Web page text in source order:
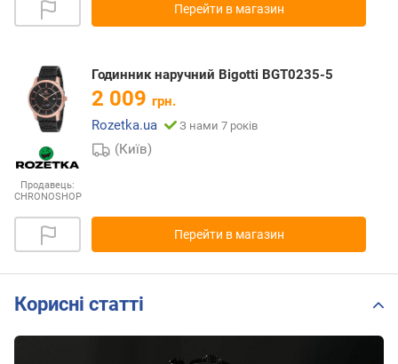
Перейти в магазин
Продавець:
CHRONOSHOP
Годинник наручний Bigotti BGT0235-5
2 009 грн.
Rozetka.ua
З нами 7 років
(Київ)
Перейти в магазин
Корисні статті